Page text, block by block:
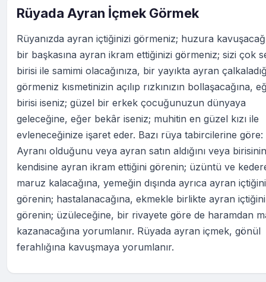
Rüyada Ayran İçmek Görmek
Rüyanızda ayran içtiğinizi görmeniz; huzura
bir başkasına ayran ikram ettiğinizi görmeniz; sizi çok
birisi ile samimi olacağınıza, bir yayıkta ayran
görmeniz kısmetinizin açılıp rızkınızın bollaşacağına,
birisi iseniz; güzel bir erkek çocuğunuzun dünyaya
geleceğine, eğer bekâr iseniz; muhitin en güzel kızı ile
evleneceğinize işaret eder. Bazı rüya tabircilerine göre:
Ayranı olduğunu veya ayran satın aldığını veya birisinin
kendisine ayran ikram ettiğini görenin; üzüntü ve
maruz kalacağına, yemeğin dışında ayrıca ayran içtiğini
görenin; hastalanacağına, ekmekle birlikte ayran içtiğini
görenin; üzüleceğine, bir rivayete göre de haramdan
kazanacağına yorumlanır. Rüyada ayran içmek, gönül
ferahlığına kavuşmaya yorumlanır.